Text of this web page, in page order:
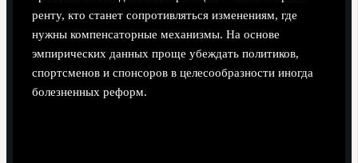
ренту, кто станет сопротивляться изменениям, где
нужны компенсаторные механизмы. На основе
эмпирических данных проще убеждать политиков,
спортсменов и спонсоров в целесообразности иногда
болезненных реформ.